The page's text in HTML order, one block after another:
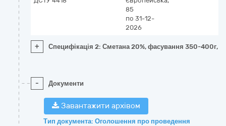
85
по 31-12-
2026
+ Специфікація 2: Сметана 20%, фасування 350-400г,
- Документи
Завантажити архівом
Тип документа: Оголошення про проведення